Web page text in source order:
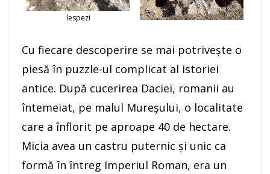
lespezi
Cu fiecare descoperire se mai potriveşte o
piesă în puzzle-ul complicat al istoriei
antice. După cucerirea Daciei, romanii au
întemeiat, pe malul Mureşului, o localitate
care a înflorit pe aproape 40 de hectare.
Micia avea un castru puternic şi unic ca
formă în întreg Imperiul Roman, era un